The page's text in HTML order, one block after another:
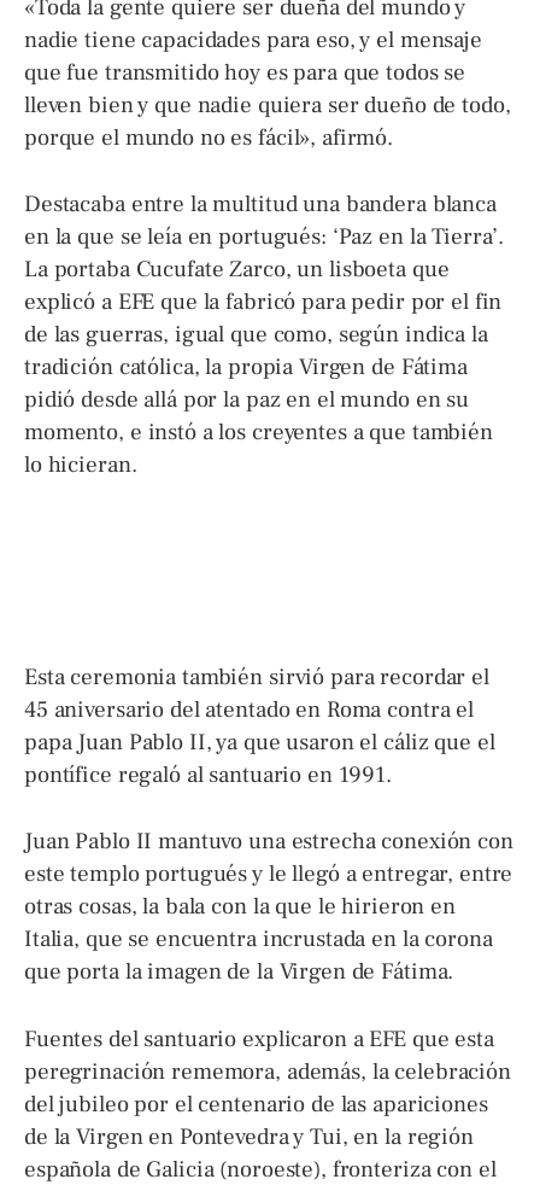
«Toda la gente quiere ser dueña del mundo y
nadie tiene capacidades para eso, y el mensaje
que fue transmitido hoy es para que todos se
lleven bien y que nadie quiera ser dueño de todo,
porque el mundo no es fácil», afirmó.
Destacaba entre la multitud una bandera blanca
en la que se leía en portugués: ‘Paz en la Tierra’.
La portaba Cucufate Zarco, un lisboeta que
explicó a EFE que la fabricó para pedir por el fin
de las guerras, igual que como, según indica la
tradición católica, la propia Virgen de Fátima
pidió desde allá por la paz en el mundo en su
momento, e instó a los creyentes a que también
lo hicieran.
Esta ceremonia también sirvió para recordar el
45 aniversario del atentado en Roma contra el
papa Juan Pablo II, ya que usaron el cáliz que el
pontífice regaló al santuario en 1991.
Juan Pablo II mantuvo una estrecha conexión con
este templo portugués y le llegó a entregar, entre
otras cosas, la bala con la que le hirieron en
Italia, que se encuentra incrustada en la corona
que porta la imagen de la Virgen de Fátima.
Fuentes del santuario explicaron a EFE que esta
peregrinación rememora, además, la celebración
del jubileo por el centenario de las apariciones
de la Virgen en Pontevedra y Tui, en la región
española de Galicia (noroeste), fronteriza con el